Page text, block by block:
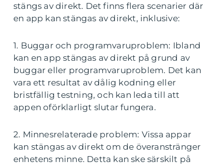
stängs av direkt. Det finns flera scenarier där
en app kan stängas av direkt, inklusive:
1. Buggar och programvaruproblem: Ibland
kan en app stängas av direkt på grund av
buggar eller programvaruproblem. Det kan
vara ett resultat av dålig kodning eller
bristfällig testning, och kan leda till att
appen oförklarligt slutar fungera.
2. Minnesrelaterade problem: Vissa appar
kan stängas av direkt om de överanstränger
enhetens minne. Detta kan ske särskilt på